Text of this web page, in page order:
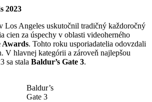
2023
Los Angeles uskutočnil tradičný každoročný
cien za úspechy v oblasti videoherného
Awards. Tohto roku usporiadatelia odovzdali
V hlavnej kategórii a zároveň najlepšou
sa stala Baldur’s Gate 3.
Baldur’s
Gate 3